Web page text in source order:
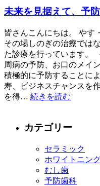
未来を見据えて、予
皆さんこんにちは。 やす
その場しのぎの治療では
た診療を行っています。
周病の予防、お口のメイ
積極的に予防することに
寿、ビジネスチャンスを
を得… 続きを読む
カテゴリー
セラミック
ホワイトニン
むし歯
予防歯科